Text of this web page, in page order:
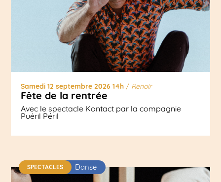
Samedi 12 septembre 2026 14h/ Renoir
Fête de la rentrée
Avec le spectacle Kontact par la compagnie
Puéril Péril
SPECTACLES Danse